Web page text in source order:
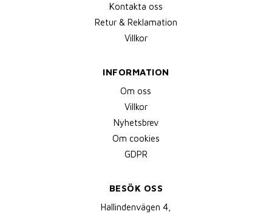
Kontakta oss
Retur & Reklamation
Villkor
INFORMATION
Om oss
Villkor
Nyhetsbrev
Om cookies
GDPR
BESÖK OSS
Hallindenvägen 4,